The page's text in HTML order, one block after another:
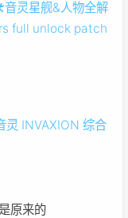
灵星舰&人物全解
full unlock patch
灵 INVAXION 综合
原来的